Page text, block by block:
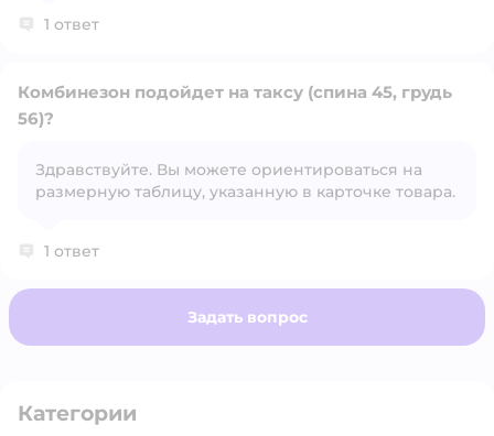
1 ответ
Открыть вопрос
Комбинезон подойдет на таксу (спина 45, грудь
56)?
Здравствуйте. Вы можете ориентироваться на
размерную таблицу, указанную в карточке товара.
1 ответ
Задать вопрос
Категории